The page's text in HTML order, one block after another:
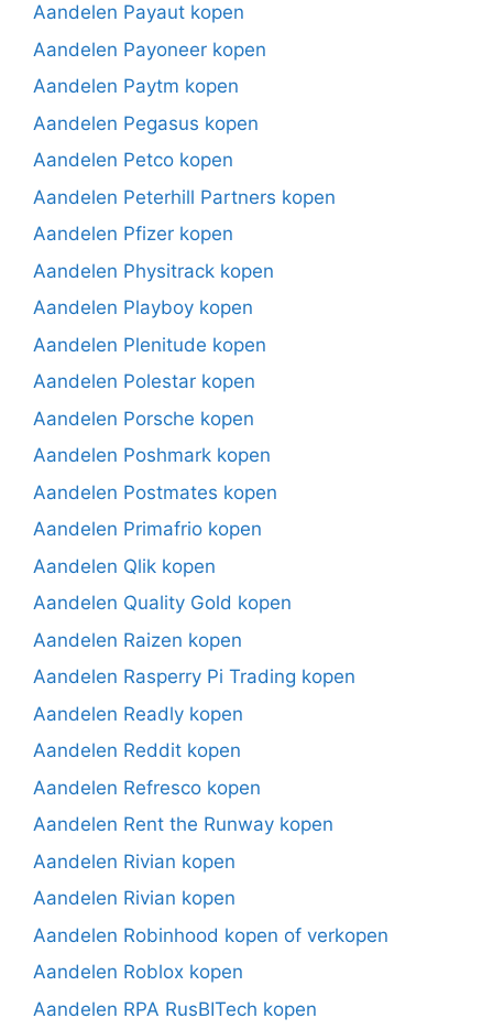
Aandelen Payaut kopen
Aandelen Payoneer kopen
Aandelen Paytm kopen
Aandelen Pegasus kopen
Aandelen Petco kopen
Aandelen Peterhill Partners kopen
Aandelen Pfizer kopen
Aandelen Physitrack kopen
Aandelen Playboy kopen
Aandelen Plenitude kopen
Aandelen Polestar kopen
Aandelen Porsche kopen
Aandelen Poshmark kopen
Aandelen Postmates kopen
Aandelen Primafrio kopen
Aandelen Qlik kopen
Aandelen Quality Gold kopen
Aandelen Raizen kopen
Aandelen Rasperry Pi Trading kopen
Aandelen Readly kopen
Aandelen Reddit kopen
Aandelen Refresco kopen
Aandelen Rent the Runway kopen
Aandelen Rivian kopen
Aandelen Rivian kopen
Aandelen Robinhood kopen of verkopen
Aandelen Roblox kopen
Aandelen RPA RusBITech kopen